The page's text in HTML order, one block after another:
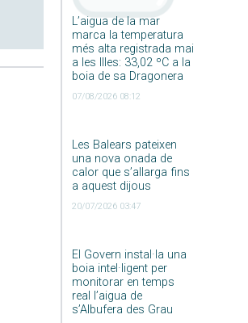
L’aigua de la mar
marca la temperatura
més alta registrada mai
a les Illes: 33,02 ºC a la
boia de sa Dragonera
07/08/2026 08:12
Les Balears pateixen
una nova onada de
calor que s’allarga fins
a aquest dijous
20/07/2026 03:47
El Govern instal·la una
boia intel·ligent per
monitorar en temps
real l’aigua de
s’Albufera des Grau